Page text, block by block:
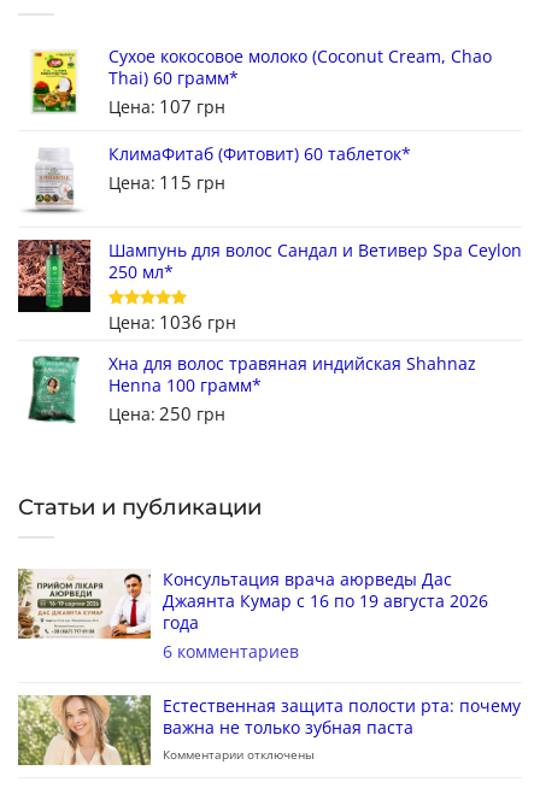
Сухое кокосовое молоко (Coconut Cream, Chao
Thai) 60 грамм*
Цена: 107 грн
КлимаФитаб (Фитовит) 60 таблеток*
Цена: 115 грн
Шампунь для волос Сандал и Ветивер Spa Ceylon
250 мл*
Оценка 5
из 5
Цена: 1036 грн
Хна для волос травяная индийская Shahnaz
Henna 100 грамм*
Цена: 250 грн
Статьи и публикации
Консультация врача аюрведы Дас
Джаянта Кумар с 16 по 19 августа 2026
года
6 комментариев
Естественная защита полости рта: почему
важна не только зубная паста
Комментарии отключены